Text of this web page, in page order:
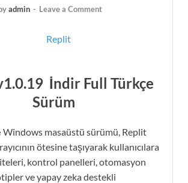
admin - Leave a Comment
İndir Full Türkçe
Sürüm
Windows masaüstü sürümü, Replit
ötesine taşıyarak kullanıcılara
kontrol panelleri, otomasyon
ve yapay zeka destekli